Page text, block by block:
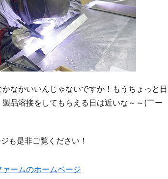
なかいいんじゃないですか！もうちょっと日
品溶接をしてもらえる日は近いな～～(￣ー
是非ご覧ください！
ームのホームページ